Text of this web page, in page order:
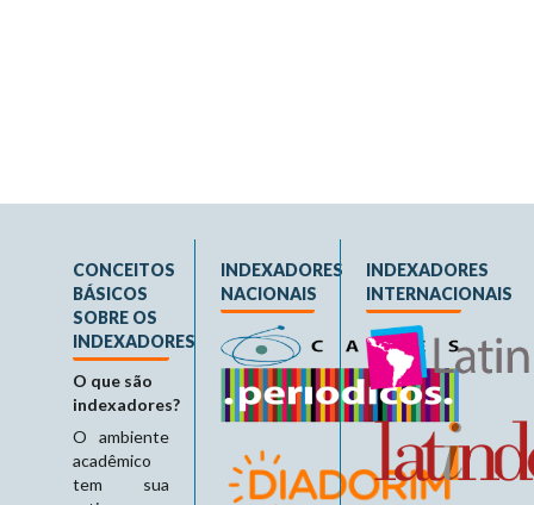
CONCEITOS
BÁSICOS
SOBRE OS
INDEXADORES
O que são
indexadores?
O ambiente
acadêmico
tem sua
INDEXADORES
NACIONAIS
INDEXADORES
INTERNACIONAIS